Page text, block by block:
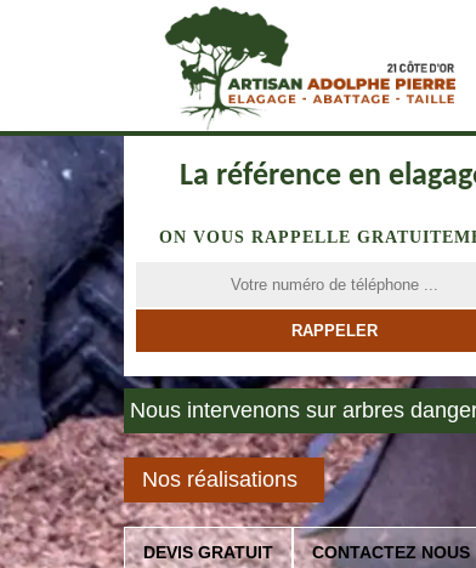
La référence en
ON VOUS RAPPELLE
Nous intervenons sur arbres
Nos réalisations
DEVIS GRATUIT CONTACTEZ NOUS